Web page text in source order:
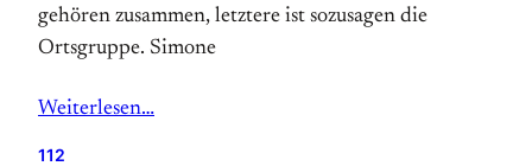
gehören zusammen, letztere ist sozusagen die
Ortsgruppe. Simone
Weiterlesen…
112